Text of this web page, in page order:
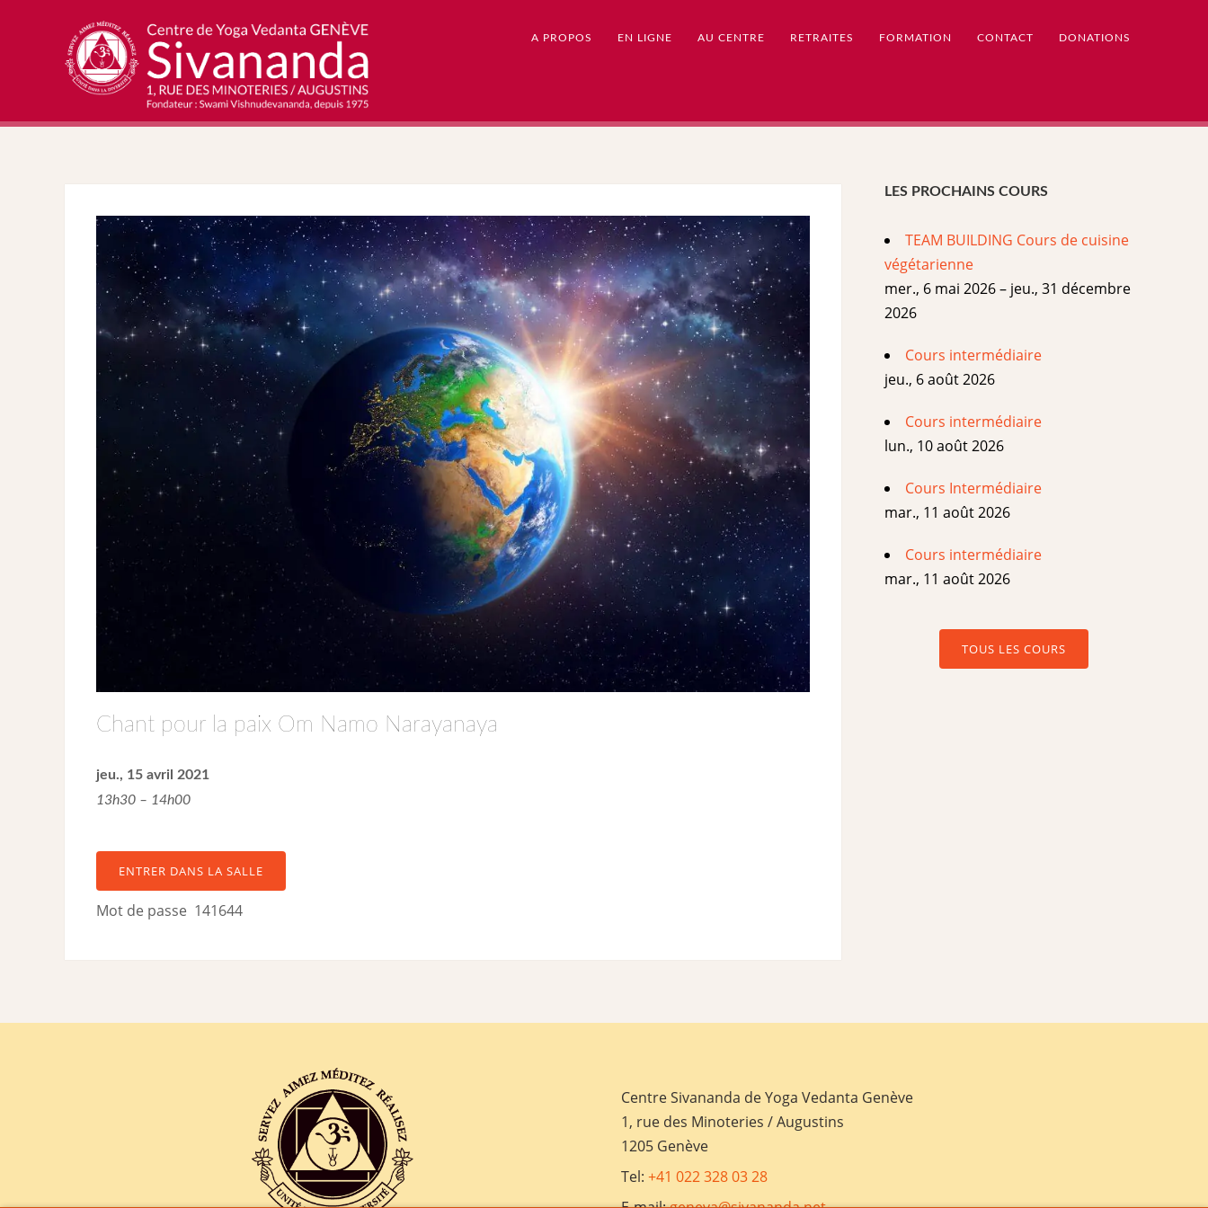
A PROPOS EN LIGNE AU CENTRE RETRAITES FORMATION CONTACT DONATIONS
Chant pour la paix Om Namo Narayanaya
jeu., 15 avril 2021
13h30 – 14h00
ENTRER DANS LA SALLE
Mot de passe 141644
LES PROCHAINS COURS
TEAM BUILDING Cours de cuisine
végétarienne
mer., 6 mai 2026 – jeu., 31 décembre
2026
Cours intermédiaire
jeu., 6 août 2026
Cours intermédiaire
lun., 10 août 2026
Cours Intermédiaire
mar., 11 août 2026
Cours intermédiaire
mar., 11 août 2026
TOUS LES COURS
Centre Sivananda de Yoga Vedanta Genève
1, rue des Minoteries / Augustins
1205 Genève
Tel: +41 022 328 03 28